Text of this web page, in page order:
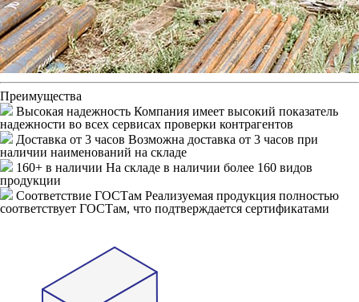
Преимущества
Высокая надежность Компания имеет высокий показатель
надежности во всех сервисах проверки контрагентов
Доставка от 3 часов Возможна доставка от 3 часов при
наличии наименований на складе
160+ в наличии На складе в наличии более 160 видов
продукции
Соответствие ГОСТам Реализуемая продукция полностью
соответствует ГОСТам, что подтверждается сертификатами